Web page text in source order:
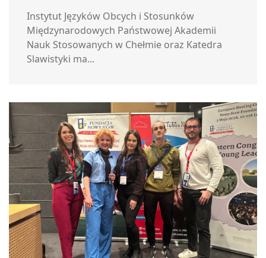
Instytut Języków Obcych i Stosunków
Międzynarodowych Państwowej Akademii
Nauk Stosowanych w Chełmie oraz Katedra
Slawistyki ma...